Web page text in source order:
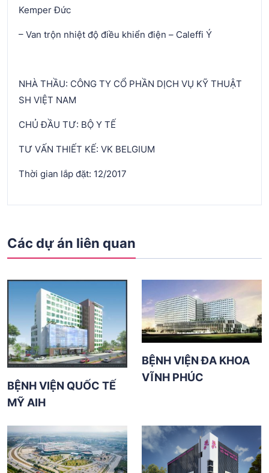
Kemper Đức
– Van trộn nhiệt độ điều khiển điện – Caleffi Ý
NHÀ THẦU: CÔNG TY CỔ PHẦN DỊCH VỤ KỸ THUẬT
SH VIỆT NAM
CHỦ ĐẦU TƯ: BỘ Y TẾ
TƯ VẤN THIẾT KẾ: VK BELGIUM
Thời gian lắp đặt: 12/2017
Các dự án liên quan
BỆNH VIỆN QUỐC TẾ
MỸ AIH
BỆNH VIỆN ĐA KHOA
VĨNH PHÚC